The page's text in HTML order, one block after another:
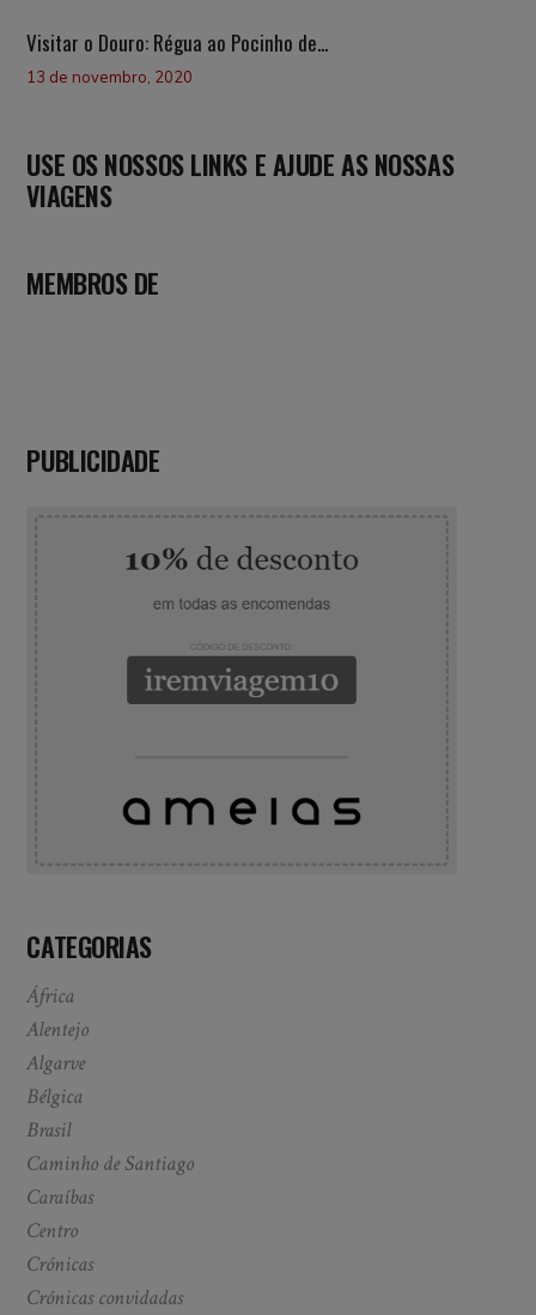
Visitar o Douro: Régua ao Pocinho de...
13 de novembro, 2020
USE OS NOSSOS LINKS E AJUDE AS NOSSAS
VIAGENS
MEMBROS DE
PUBLICIDADE
CATEGORIAS
África
Alentejo
Algarve
Bélgica
Brasil
Caminho de Santiago
Caraíbas
Centro
Crónicas
Crónicas convidadas